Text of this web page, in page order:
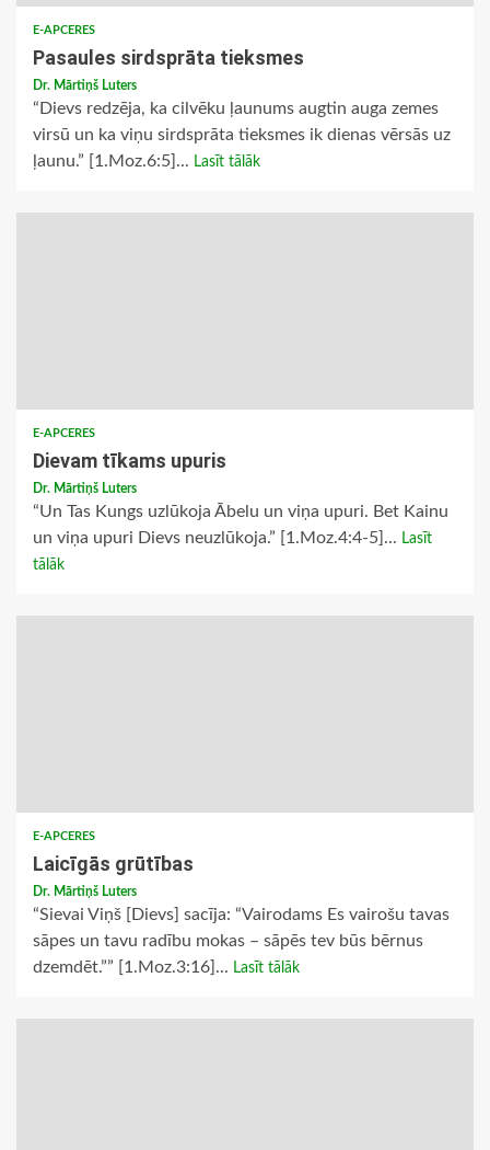
E-APCERES
Pasaules sirdsprāta tieksmes
Dr. Mārtiņš Luters
“Dievs redzēja, ka cilvēku ļaunums augtin auga zemes
virsū un ka viņu sirdsprāta tieksmes ik dienas vērsās uz
ļaunu.” [1.Moz.6:5]... Lasīt tālāk
E-APCERES
Dievam tīkams upuris
Dr. Mārtiņš Luters
“Un Tas Kungs uzlūkoja Ābelu un viņa upuri. Bet Kainu
un viņa upuri Dievs neuzlūkoja.” [1.Moz.4:4-5]... Lasīt
tālāk
E-APCERES
Laicīgās grūtības
Dr. Mārtiņš Luters
“Sievai Viņš [Dievs] sacīja: “Vairodams Es vairošu tavas
sāpes un tavu radību mokas – sāpēs tev būs bērnus
dzemdēt.”” [1.Moz.3:16]... Lasīt tālāk